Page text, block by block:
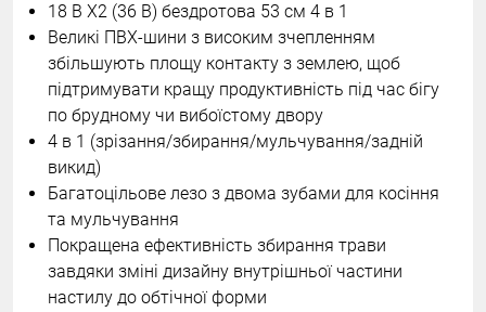
18 В X2 (36 В) бездротова 53 см 4 в 1
Великі ПВХ-шини з високим зчепленням
збільшують площу контакту з землею, щоб
підтримувати кращу продуктивність під час бігу
по брудному чи вибоїстому двору
4 в 1 (зрізання/збирання/мульчування/задній
викид)
Багатоцільове лезо з двома зубами для косіння
та мульчування
Покращена ефективність збирання трави
завдяки зміні дизайну внутрішньої частини
настилу до обтічної форми